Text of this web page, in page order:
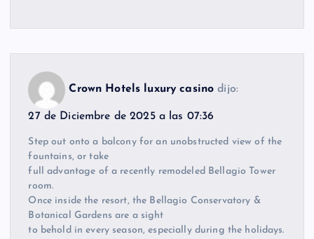
Crown Hotels luxury casino dijo:
27 de Diciembre de 2025 a las 07:36
Step out onto a balcony for an unobstructed view of the
fountains, or take
full advantage of a recently remodeled Bellagio Tower
room.
Once inside the resort, the Bellagio Conservatory &
Botanical Gardens are a sight
to behold in every season, especially during the holidays.